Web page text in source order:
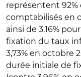
représentent
comptabilisés en
ainsi de 3,16%
fixation du taux
3,73% en octobre
durée initiale de